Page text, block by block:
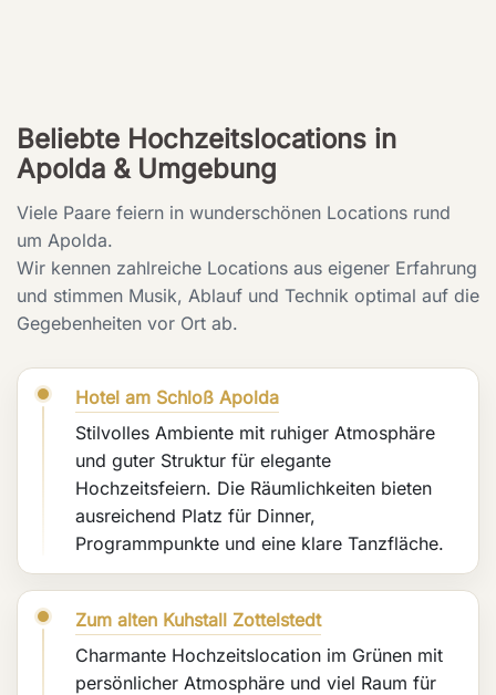
Beliebte Hochzeitslocations in
Apolda & Umgebung
Viele Paare feiern in wunderschönen Locations rund
um Apolda.
Wir kennen zahlreiche Locations aus eigener Erfahrung
und stimmen Musik, Ablauf und Technik optimal auf die
Gegebenheiten vor Ort ab.
Hotel am Schloß Apolda
Stilvolles Ambiente mit ruhiger Atmosphäre
und guter Struktur für elegante
Hochzeitsfeiern. Die Räumlichkeiten bieten
ausreichend Platz für Dinner,
Programmpunkte und eine klare Tanzfläche.
Zum alten Kuhstall Zottelstedt
Charmante Hochzeitslocation im Grünen mit
persönlicher Atmosphäre und viel Raum für